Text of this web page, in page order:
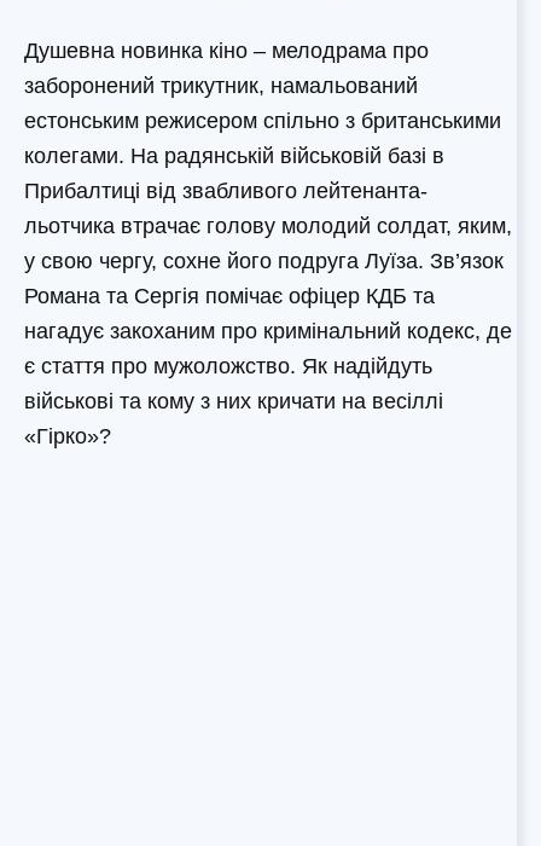
Душевна новинка кіно – мелодрама про
заборонений трикутник, намальований
естонським режисером спільно з британськими
колегами. На радянській військовій базі в
Прибалтиці від звабливого лейтенанта-
льотчика втрачає голову молодий солдат, яким,
у свою чергу, сохне його подруга Луїза. Зв’язок
Романа та Сергія помічає офіцер КДБ та
нагадує закоханим про кримінальний кодекс, де
є стаття про мужоложство. Як надійдуть
військові та кому з них кричати на весіллі
«Гірко»?